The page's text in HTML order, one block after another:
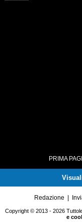
PRIMA
Redazione
Copyright © 2013 - 2026
e